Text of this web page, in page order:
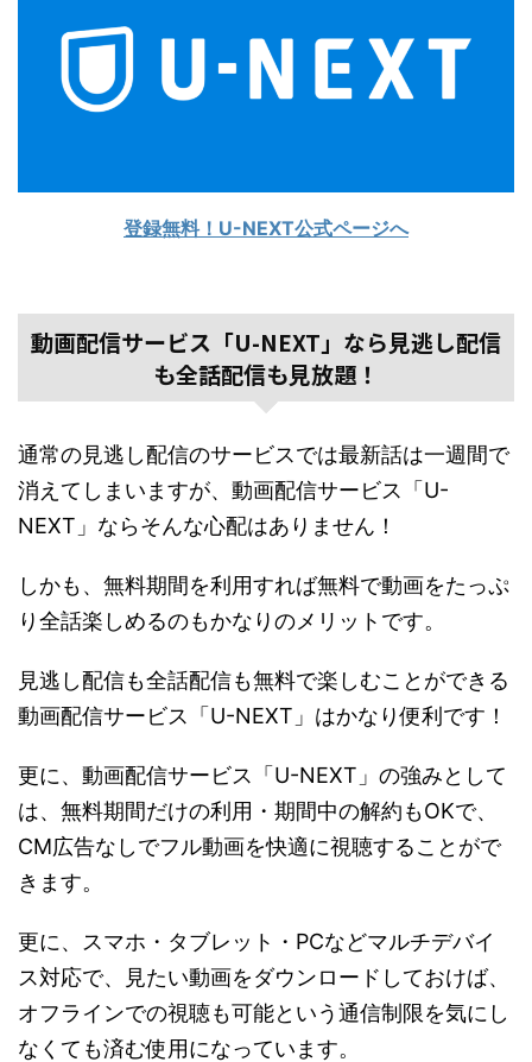
登録無料！U-NEXT公式ページへ
動画配信サービス「U-NEXT」なら見逃し配信
も全話配信も見放題！
通常の見逃し配信のサービスでは最新話は一週間で
消えてしまいますが、動画配信サービス「U-
NEXT」ならそんな心配はありません！
しかも、無料期間を利用すれば無料で動画をたっぷ
り全話楽しめるのもかなりのメリットです。
見逃し配信も全話配信も無料で楽しむことができる
動画配信サービス「U-NEXT」はかなり便利です！
更に、動画配信サービス「U-NEXT」の強みとして
は、無料期間だけの利用・期間中の解約もOKで、
CM広告なしでフル動画を快適に視聴することがで
きます。
更に、スマホ・タブレット・PCなどマルチデバイ
ス対応で、見たい動画をダウンロードしておけば、
オフラインでの視聴も可能という通信制限を気にし
なくても済む使用になっています。